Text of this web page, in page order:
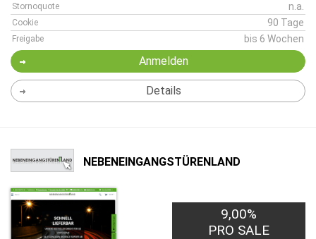
Stornoquote n.a.
Cookie 90 Tage
Freigabe bis 6 Wochen
Anmelden
Details
NEBENEINGANGSTÜRENLAND
9,00%
PRO SALE